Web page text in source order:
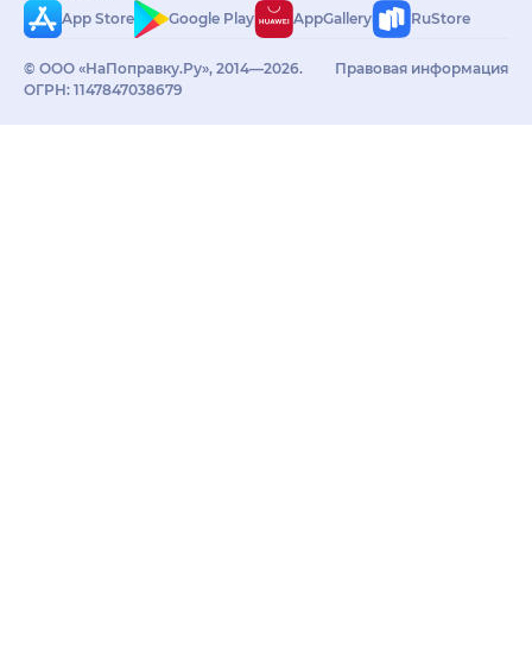
App Store
Google Play AppGallery RuStore
© ООО «НаПоправку.Ру», 2014—2026.
ОГРН: 1147847038679
Правовая информация